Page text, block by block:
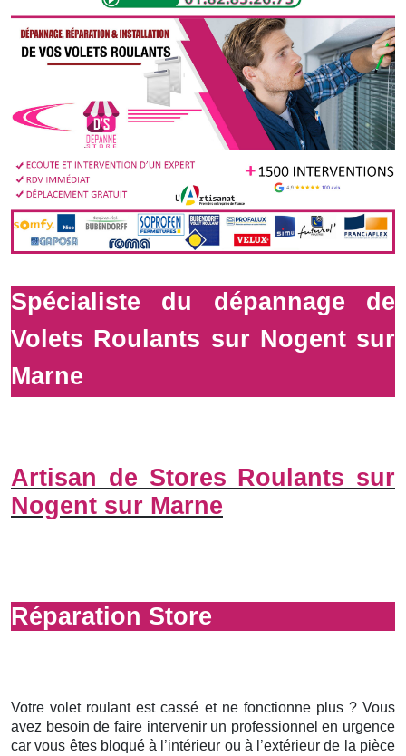
Spécialiste du dépannage de
Volets Roulants sur Nogent sur
Marne
Artisan de Stores Roulants sur
Nogent sur Marne
Réparation Store
Votre volet roulant est cassé et ne fonctionne plus ? Vous
avez besoin de faire intervenir un professionnel en urgence
car vous êtes bloqué à l’intérieur ou à l’extérieur de la pièce